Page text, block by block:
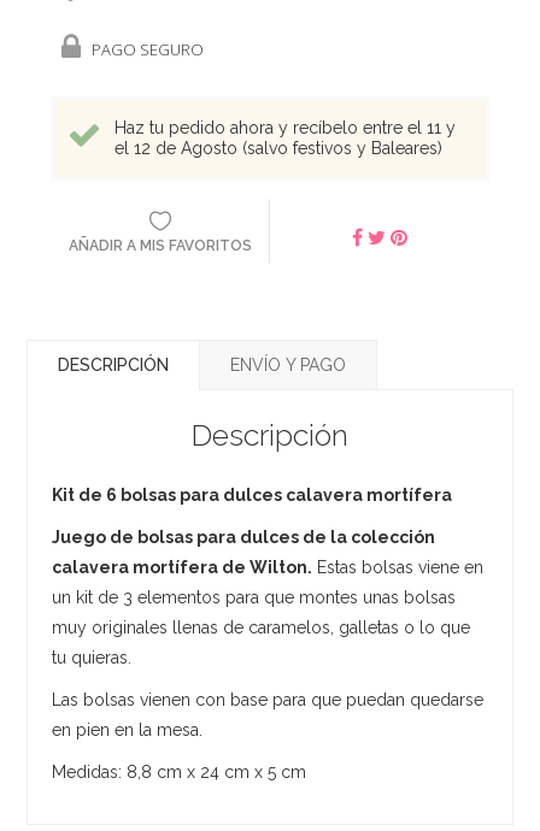
PAGO SEGURO
Haz tu pedido ahora y recíbelo entre el 11 y
el 12 de Agosto (salvo festivos y Baleares)
AÑADIR A MIS FAVORITOS
DESCRIPCIÓN ENVÍO Y PAGO
Descripción
Kit de 6 bolsas para dulces calavera mortífera
Juego de bolsas para dulces de la colección
calavera mortífera de Wilton. Estas bolsas viene en
un kit de 3 elementos para que montes unas bolsas
muy originales llenas de caramelos, galletas o lo que
tu quieras.
Las bolsas vienen con base para que puedan quedarse
en pien en la mesa.
Medidas: 8,8 cm x 24 cm x 5 cm